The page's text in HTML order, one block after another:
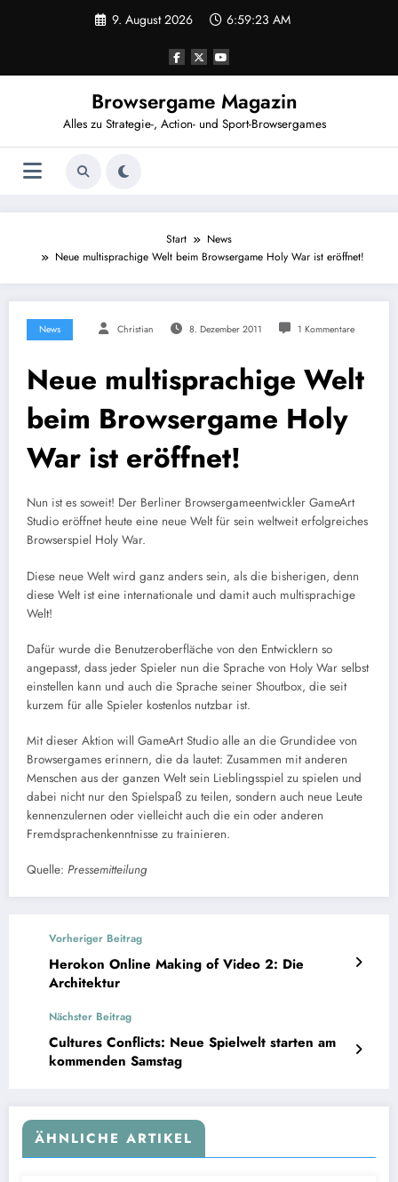
9. August 2026 6:59:23 AM
Browsergame Magazin
Alles zu Strategie-, Action- und Sport-Browsergames
Start
News
Neue multisprachige Welt beim Browsergame Holy War ist eröffnet!
News Christian 8. Dezember 2011 1 Kommentare
Neue multisprachige Welt
beim Browsergame Holy
War ist eröffnet!
Nun ist es soweit! Der Berliner Browsergameentwickler GameArt
Studio eröffnet heute eine neue Welt für sein weltweit erfolgreiches
Browserspiel Holy War.
Diese neue Welt wird ganz anders sein, als die bisherigen, denn
diese Welt ist eine internationale und damit auch multisprachige
Welt!
Dafür wurde die Benutzeroberfläche von den Entwicklern so
angepasst, dass jeder Spieler nun die Sprache von Holy War selbst
einstellen kann und auch die Sprache seiner Shoutbox, die seit
kurzem für alle Spieler kostenlos nutzbar ist.
Mit dieser Aktion will GameArt Studio alle an die Grundidee von
Browsergames erinnern, die da lautet: Zusammen mit anderen
Menschen aus der ganzen Welt sein Lieblingsspiel zu spielen und
dabei nicht nur den Spielspaß zu teilen, sondern auch neue Leute
kennenzulernen oder vielleicht auch die ein oder anderen
Fremdsprachenkenntnisse zu trainieren.
Quelle: Pressemitteilung
Vorheriger Beitrag
Herokon Online Making of Video 2: Die
Architektur
Nächster Beitrag
Cultures Conflicts: Neue Spielwelt starten am
kommenden Samstag
ÄHNLICHE ARTIKEL